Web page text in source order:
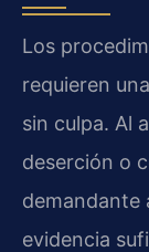
Los
requieren
sin culpa. Al
deserción o
demandante
evidencia